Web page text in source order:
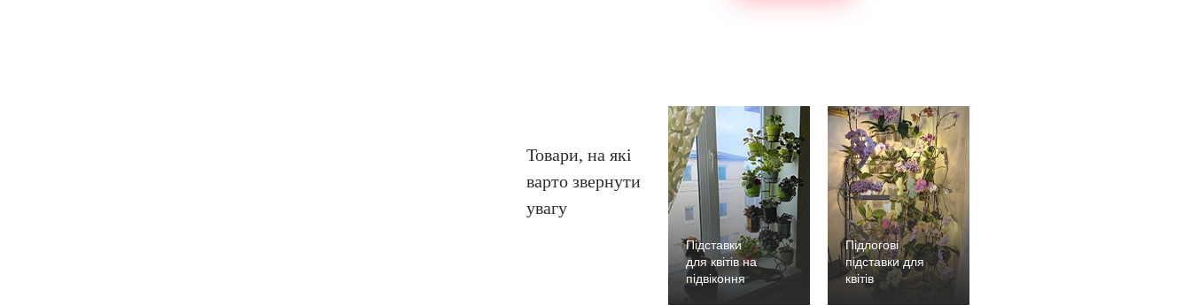
Товари, на які
варто звернути
увагу
Підставки
для квітів на
підвіконня
Підлогові
підставки для
квітів